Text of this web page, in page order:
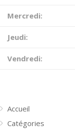
Mercredi:
Jeudi:
Vendredi:
Accueil
Catégories